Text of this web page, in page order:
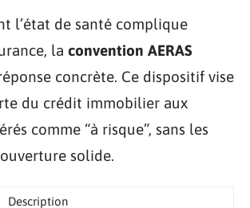
l’état de santé complique
la convention AERAS
concrète. Ce dispositif vise
du crédit immobilier aux
comme “à risque”, sans les
solide.
Description